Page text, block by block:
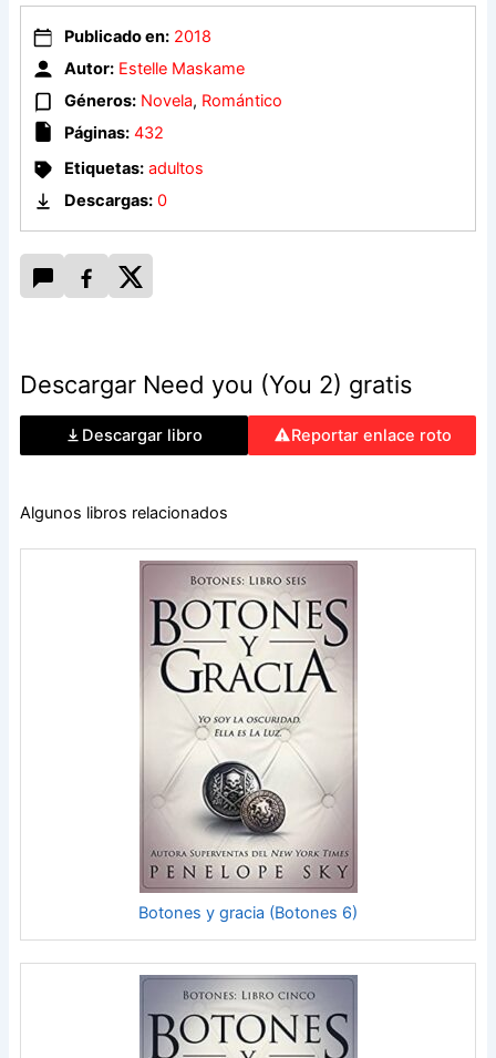
Publicado en: 2018
Autor: Estelle Maskame
Géneros: Novela, Romántico
Páginas: 432
Etiquetas: adultos
Descargas: 0
Descargar Need you (You 2) gratis
Descargar libro Reportar enlace roto
Algunos libros relacionados
Botones y gracia (Botones 6)